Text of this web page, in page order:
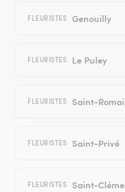
FLEURISTES Genouilly
FLEURISTES Le Puley
FLEURISTES Saint-
FLEURISTES Saint-Privé
FLEURISTES Saint-